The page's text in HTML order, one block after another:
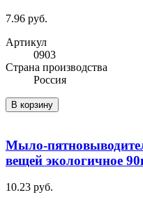
7.96 руб.
Артикул
0903
Cтрана производства
Россия
В корзину
Мыло-
вещей экологичное
10.23 руб.